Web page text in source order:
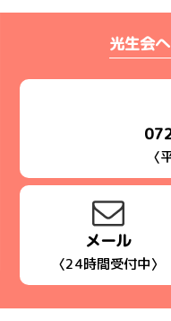
光生会
〈
メール
〈24時間受付中〉